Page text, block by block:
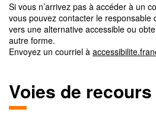
Si vous n’arrivez pas à accéder à un
vous pouvez contacter le responsable
vers une alternative accessible ou
autre forme.
Envoyez un courriel à
Voies de recours